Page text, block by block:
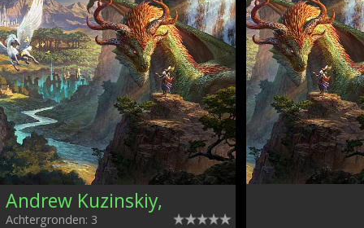
Andrew Kuzinskiy,
Achtergronden: 3